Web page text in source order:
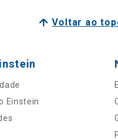
Voltar ao
Einstein